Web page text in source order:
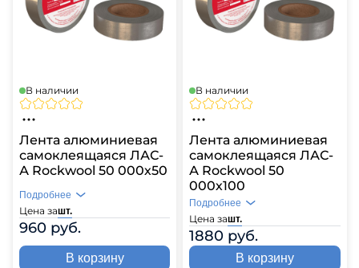
В наличии
Лента алюминиевая
самоклеящаяся ЛАС-
А Rockwool 50 000х50
Цена зашт.
960 руб.
Подробнее
В корзину
В наличии
Лента алюминиевая
самоклеящаяся ЛАС-
А Rockwool 50
000х100
Цена зашт.
1880 руб.
Подробнее
В корзину